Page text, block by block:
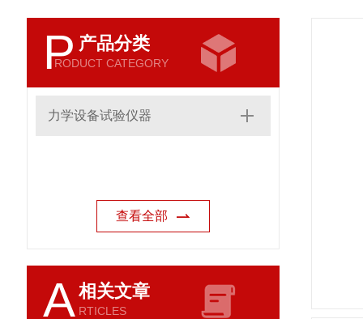
P 产品分类
RODUCT CATEGORY
力学设备试验仪器
查看全部
A相关文章
RTICLES